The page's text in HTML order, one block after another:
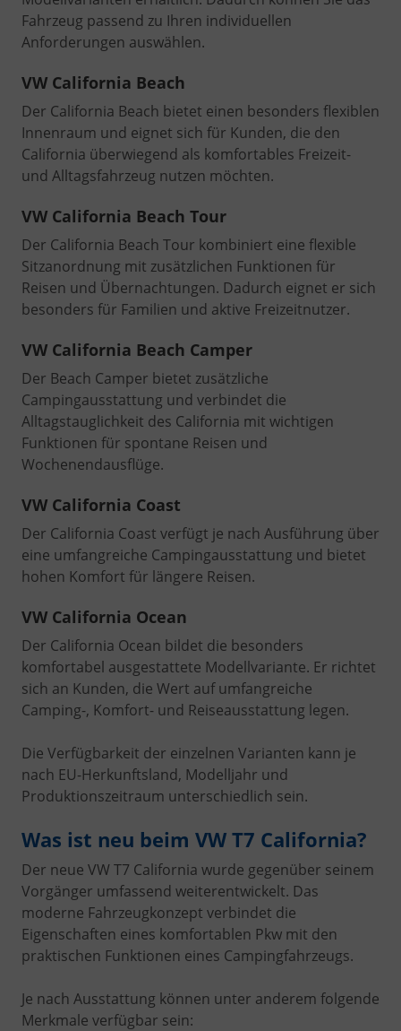
Fahrzeug passend zu Ihren individuellen
Anforderungen auswählen.
VW California Beach
Der California Beach bietet einen besonders flexiblen
Innenraum und eignet sich für Kunden, die den
California überwiegend als komfortables Freizeit-
und Alltagsfahrzeug nutzen möchten.
VW California Beach Tour
Der California Beach Tour kombiniert eine flexible
Sitzanordnung mit zusätzlichen Funktionen für
Reisen und Übernachtungen. Dadurch eignet er sich
besonders für Familien und aktive Freizeitnutzer.
VW California Beach Camper
Der Beach Camper bietet zusätzliche
Campingausstattung und verbindet die
Alltagstauglichkeit des California mit wichtigen
Funktionen für spontane Reisen und
Wochenendausflüge.
VW California Coast
Der California Coast verfügt je nach Ausführung über
eine umfangreiche Campingausstattung und bietet
hohen Komfort für längere Reisen.
VW California Ocean
Der California Ocean bildet die besonders
komfortabel ausgestattete Modellvariante. Er richtet
sich an Kunden, die Wert auf umfangreiche
Camping-, Komfort- und Reiseausstattung legen.
Die Verfügbarkeit der einzelnen Varianten kann je
nach EU-Herkunftsland, Modelljahr und
Produktionszeitraum unterschiedlich sein.
Was ist neu beim VW T7 California?
Der neue VW T7 California wurde gegenüber seinem
Vorgänger umfassend weiterentwickelt. Das
moderne Fahrzeugkonzept verbindet die
Eigenschaften eines komfortablen Pkw mit den
praktischen Funktionen eines Campingfahrzeugs.
Je nach Ausstattung können unter anderem folgende
Merkmale verfügbar sein: